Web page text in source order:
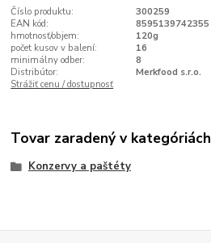
Číslo produktu:
300259
EAN kód:
8595139742355
hmotnosť/objem:
120g
počet kusov v balení:
16
minimálny odber:
8
Distribútor:
Merkfood s.r.o.
Strážiť cenu / dostupnosť
Tovar zaradený v kategóriách
Konzervy a paštéty